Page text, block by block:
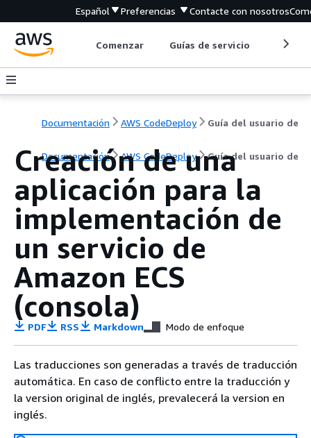
Español Preferencias Contacte con nosotros
Comenzar Guías de servicio
Documentación AWS CodeDeploy Guía del usuario de
Documentación AWS CodeDeploy Guía del usuario de
Creación de una
aplicación para la
implementación de
un servicio de
Amazon ECS
(consola)
PDF RSS Markdown Modo de enfoque
Las traducciones son generadas a través de traducción
automática. En caso de conflicto entre la traducción y
la version original de inglés, prevalecerá la version en
inglés.